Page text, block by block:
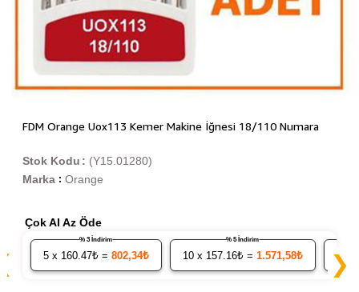
FDM Orange Uox113 Kemer Makine İğnesi 18/110 Numara
(Y15.01280)
Stok Kodu
Marka : Orange
Çok Al Az Öde
5x 160.47₺ = 802,34₺
% 3 İndirim
10x 157.16₺ = 1.571,58₺
% 5 İndirim
20
❯